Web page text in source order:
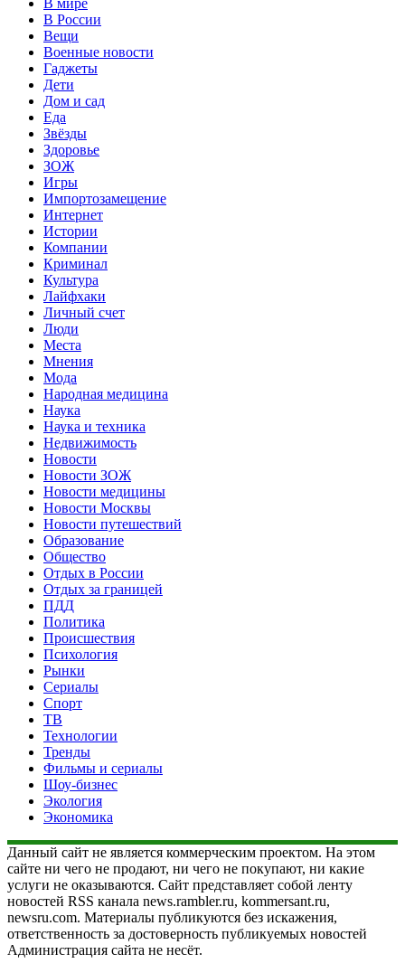
В мире
В России
Вещи
Военные новости
Гаджеты
Дети
Дом и сад
Еда
Звёзды
Здоровье
ЗОЖ
Игры
Импортозамещение
Интернет
Истории
Компании
Криминал
Культура
Лайфхаки
Личный счет
Люди
Места
Мнения
Мода
Народная медицина
Наука
Наука и техника
Недвижимость
Новости
Новости ЗОЖ
Новости медицины
Новости Москвы
Новости путешествий
Образование
Общество
Отдых в России
Отдых за границей
ПДД
Политика
Происшествия
Психология
Рынки
Сериалы
Спорт
ТВ
Технологии
Тренды
Фильмы и сериалы
Шоу-бизнес
Экология
Экономика
Данный сайт не является коммерческим проектом. На этом
сайте ни чего не продают, ни чего не покупают, ни какие
услуги не оказываются. Сайт представляет собой ленту
новостей RSS канала news.rambler.ru, kommersant.ru,
newsru.com. Материалы публикуются без искажения,
ответственность за достоверность публикуемых новостей
Администрация сайта не несёт.